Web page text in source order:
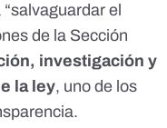
el
de la Sección
investigación y
la ley, uno de los